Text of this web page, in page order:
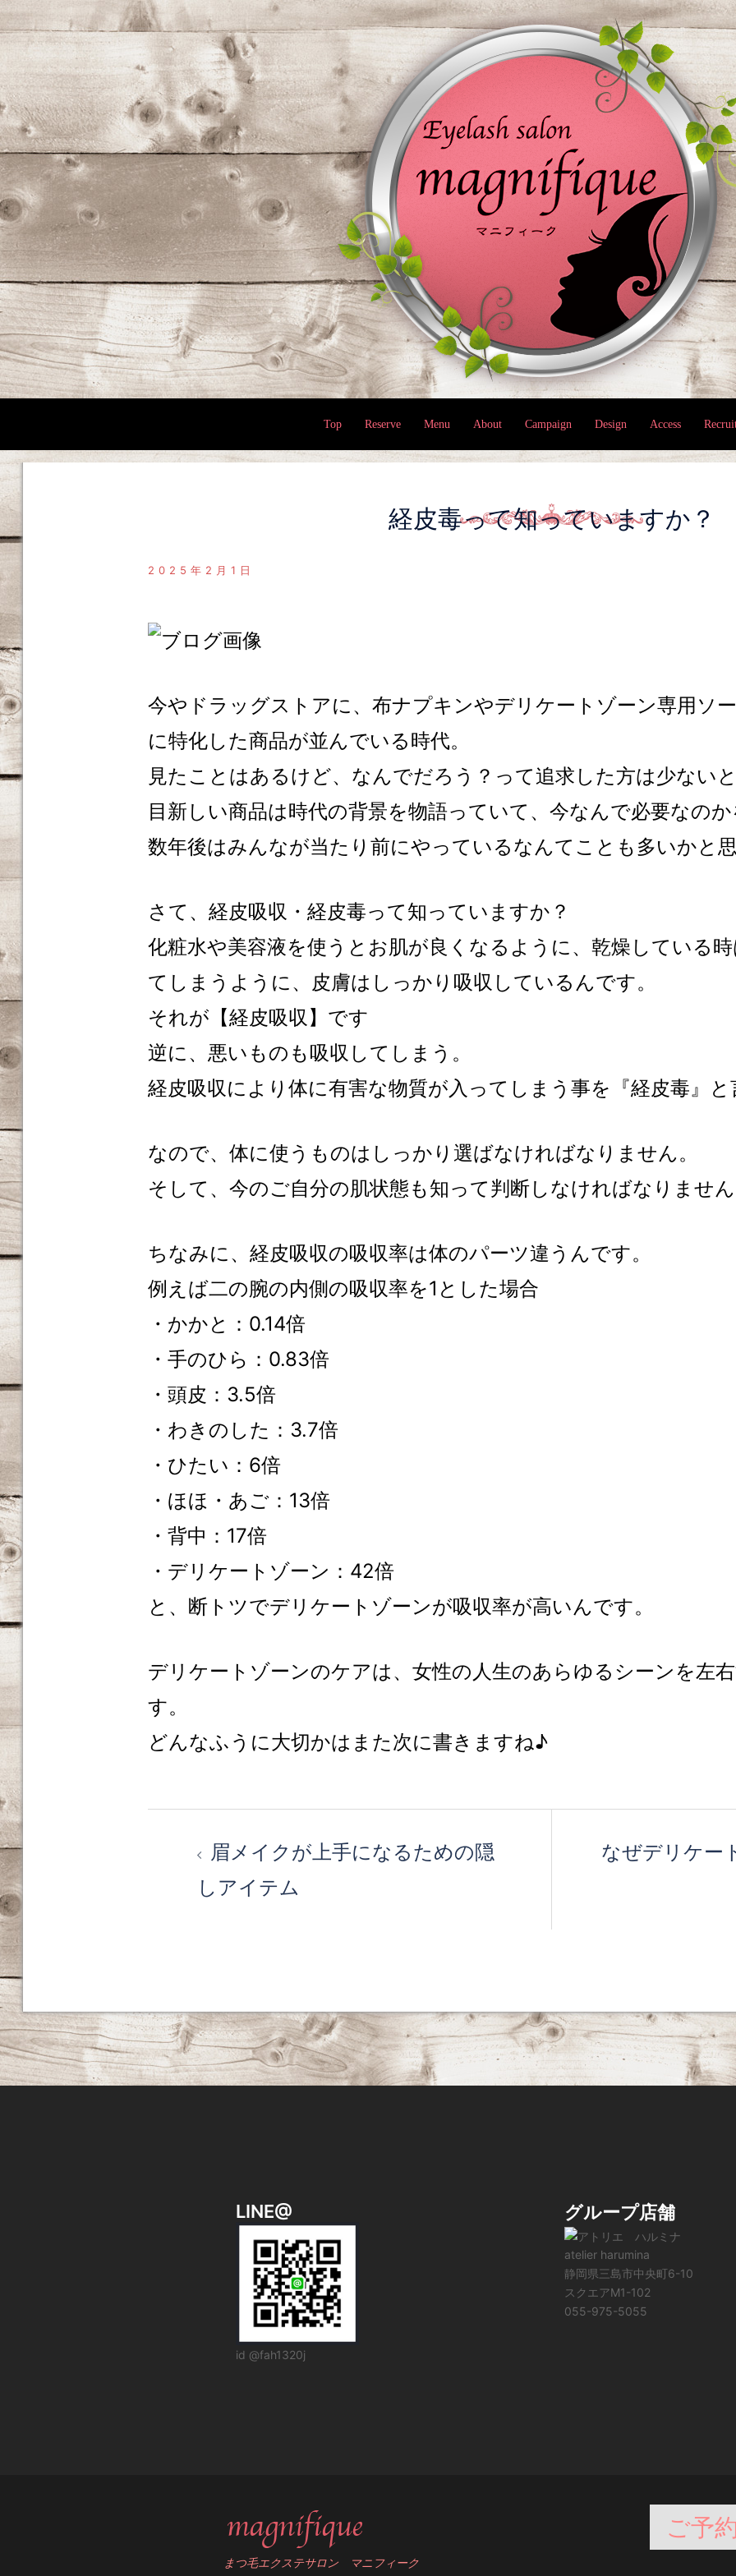
コ
ン
テ
ン
ツ
へ
ス
キ
ッ
プ
Top Reserve Menu About Campaign Design Access
経皮毒って知っていますか？
2025年2月1日
今やドラッグストアに、布ナプキンやデリケートゾーン専用ソ
に特化した商品が並んでいる時代。
見たことはあるけど、なんでだろう？って追求した方は少ない
目新しい商品は時代の背景を物語っていて、今なんで必要なの
数年後はみんなが当たり前にやっているなんてことも多いかと
さて、経皮吸収・経皮毒って知っていますか？
化粧水や美容液を使うとお肌が良くなるように、乾燥している
てしまうように、皮膚はしっかり吸収しているんです。
それが【経皮吸収】です
逆に、悪いものも吸収してしまう。
経皮吸収により体に有害な物質が入ってしまう事を『経皮毒』
なので、体に使うものはしっかり選ばなければなりません。
そして、今のご自分の肌状態も知って判断しなければなりませ
ちなみに、経皮吸収の吸収率は体のパーツ違うんです。
例えば二の腕の内側の吸収率を1とした場合
・かかと：0.14倍
・手のひら：0.83倍
・頭皮：3.5倍
・わきのした：3.7倍
・ひたい：6倍
・ほほ・あご：13倍
・背中：17倍
・デリケートゾーン：42倍
と、断トツでデリケートゾーンが吸収率が高いんです。
デリケートゾーンのケアは、女性の人生のあらゆるシーンを左
す。
どんなふうに大切かはまた次に書きますね♪
ー
シ
眉メイクが上手になるための隠
しアイテム
なぜデリケー
LINE@
id @fah1320j
グループ店舗
atelier harumina
静岡県三島市中央町6-10
スクエアM1-102
055-975-5055
まつ毛エクステサロン マニフィーク
ご予